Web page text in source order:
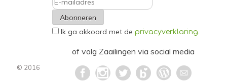
© 2016 - 2021. Alle rechten voorbehouden. Privacyverklaring
E-
mailadres
Ik ga akkoord met de privacyverklaring.
of volg Zaailingen via social media